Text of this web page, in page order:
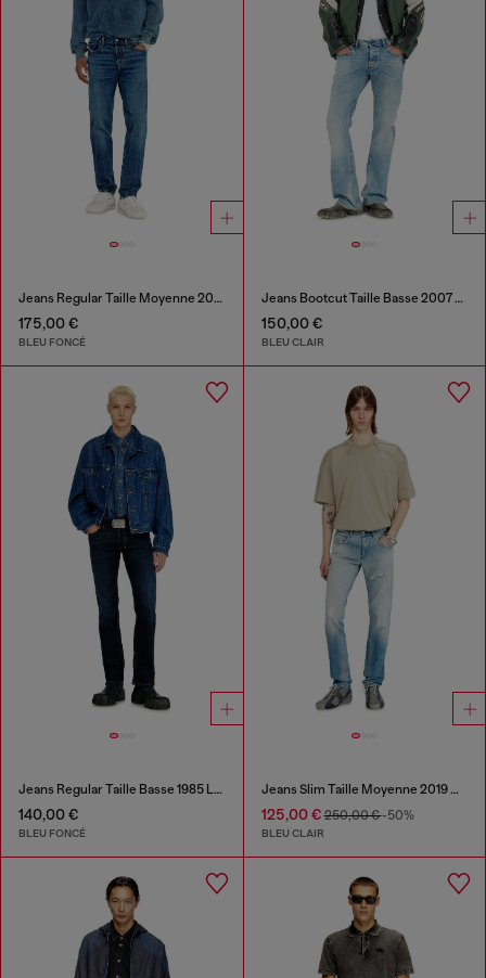
Jeans Regular Taille Moyenne 2023 D-Finitive
175,00 €
BLEU FONCÉ
Jeans Bootcut Taille Basse 2007 Zatiny
150,00 €
BLEU CLAIR
Jeans Regular Taille Basse 1985 Larkee
140,00 €
BLEU FONCÉ
Jeans Slim Taille Moyenne 2019 D-Strukt
125,00 €250,00 €-50%
BLEU CLAIR